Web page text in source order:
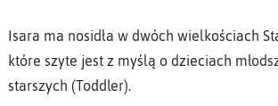
Isara ma nosidła w dwóch wielkościach
które szyte jest z myślą o dzieciach
starszych (Toddler).